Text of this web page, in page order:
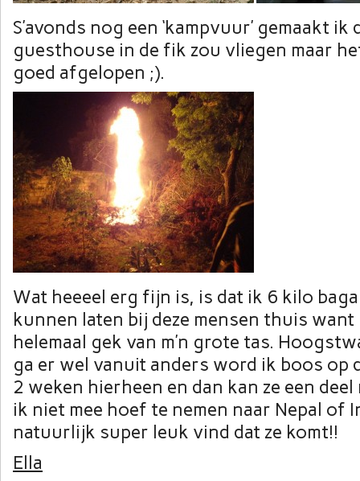
S’avonds nog een ‘kampvuur’ gemaakt
guesthouse in de fik zou vliegen maar
goed afgelopen ;).
Wat heeeel erg fijn is, is dat ik 6 kilo
kunnen laten bij deze mensen thuis
helemaal gek van m’n grote tas.
ga er wel vanuit anders word ik boos op
2 weken hierheen en dan kan ze een
ik niet mee hoef te nemen naar Nepal of
natuurlijk super leuk vind dat ze komt!!
Ella